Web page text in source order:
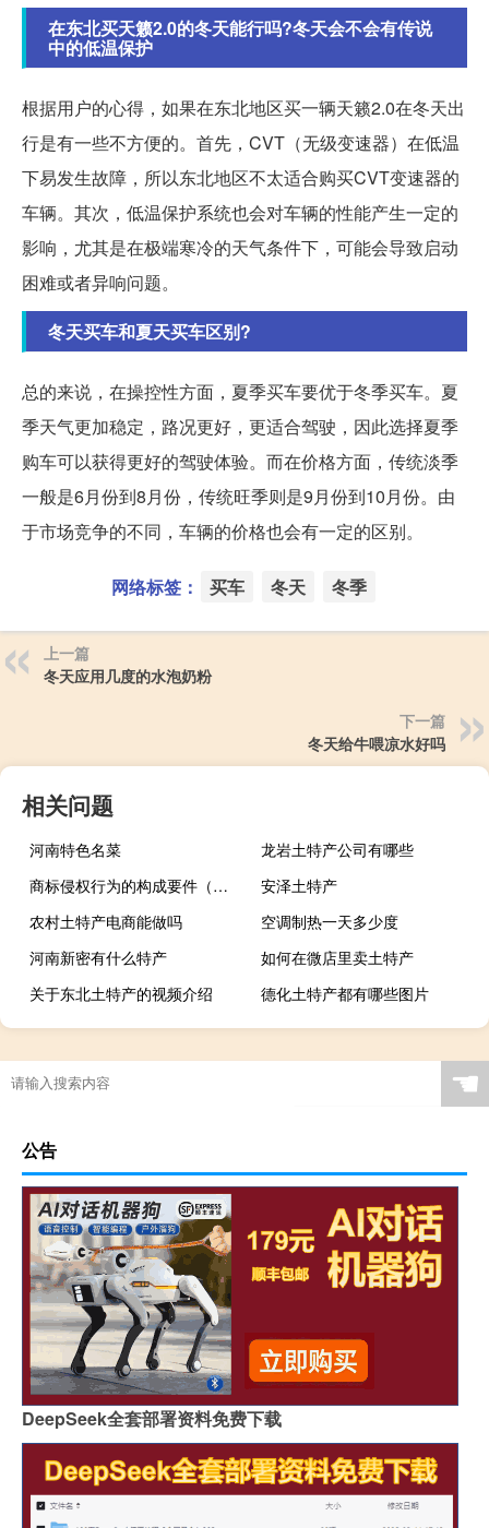
在东北买天籁2.0的冬天能行吗?冬天会不会有传说
中的低温保护
根据用户的心得，如果在东北地区买一辆天籁2.0在冬天出
行是有一些不方便的。首先，CVT（无级变速器）在低温
下易发生故障，所以东北地区不太适合购买CVT变速器的
车辆。其次，低温保护系统也会对车辆的性能产生一定的
影响，尤其是在极端寒冷的天气条件下，可能会导致启动
困难或者异响问题。
冬天买车和夏天买车区别?
总的来说，在操控性方面，夏季买车要优于冬季买车。夏
季天气更加稳定，路况更好，更适合驾驶，因此选择夏季
购车可以获得更好的驾驶体验。而在价格方面，传统淡季
一般是6月份到8月份，传统旺季则是9月份到10月份。由
于市场竞争的不同，车辆的价格也会有一定的区别。
网络标签： 买车 冬天 冬季
上一篇
冬天应用几度的水泡奶粉
下一篇
冬天给牛喂凉水好吗
相关问题
河南特色名菜
龙岩土特产公司有哪些
商标侵权行为的构成要件（商标侵权行为简介）
安泽土特产
农村土特产电商能做吗
空调制热一天多少度
河南新密有什么特产
如何在微店里卖土特产
关于东北土特产的视频介绍
德化土特产都有哪些图片
☚
公告
DeepSeek全套部署资料免费下载